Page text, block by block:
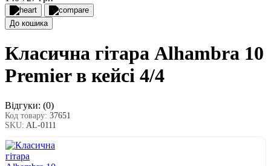
До кошика
Класична гітара Alhambra 10
Premier в кейсі 4/4
Відгуки: (0)
Код товару: 37651
SKU: AL-0111